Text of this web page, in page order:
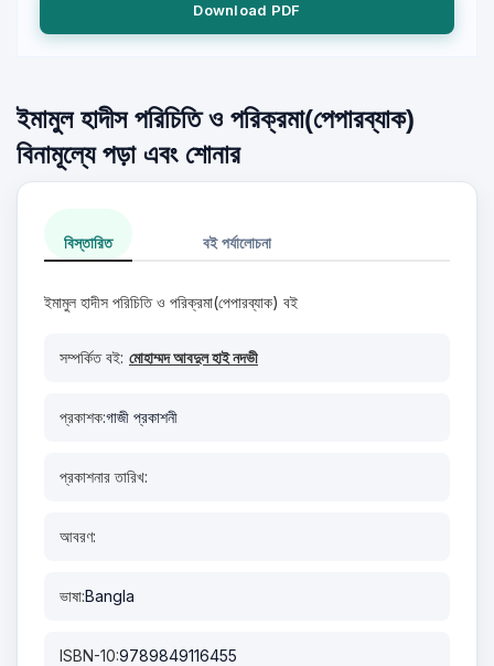
Download PDF
ইমামুল হাদীস পরিচিতি ও পরিক্রমা(পেপারব্যাক)
বিনামূল্যে পড়া এবং শোনার
বিস্তারিত বই পর্যালোচনা
ইমামুল হাদীস পরিচিতি ও পরিক্রমা(পেপারব্যাক) বই
সম্পর্কিত বই: মোহাম্মদ আবদুল হাই নদভী
প্রকাশক:গাজী প্রকাশনী
প্রকাশনার তারিখ:
আবরণ:
ভাষা:Bangla
ISBN-10:9789849116455